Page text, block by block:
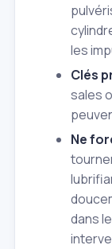
les
Clés
sales
Ne
dans